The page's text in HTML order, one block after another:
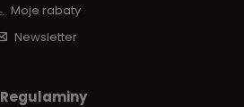
Moje rabaty
Newsletter
Regulaminy